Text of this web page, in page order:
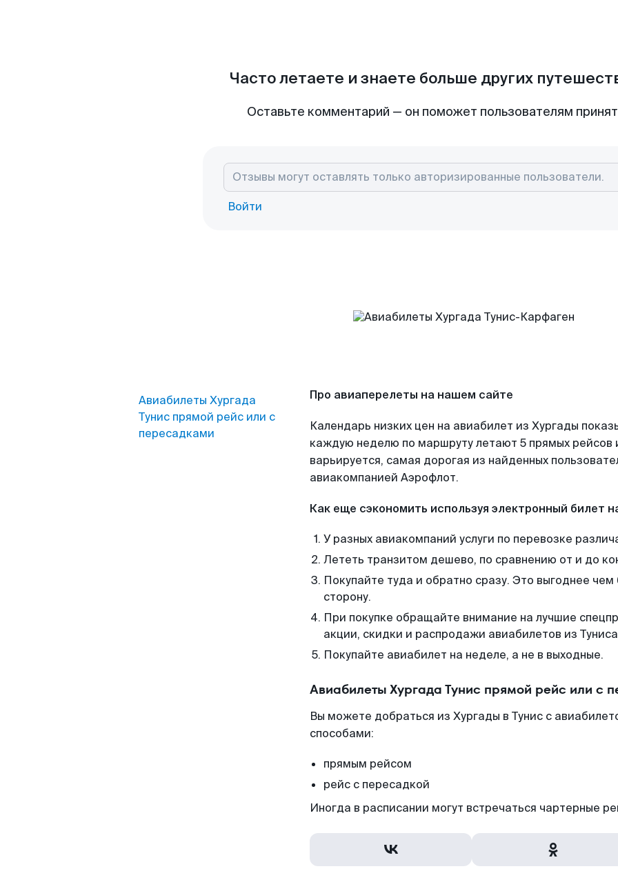
Часто летаете и знаете больше других
Оставьте комментарий — он поможет пользователям
Войти
Авиабилеты Хургада
Тунис прямой рейс или с
пересадками
Про авиаперелеты на нашем сайте
Календарь низких цен на авиабилет из Хургады
каждую неделю по маршруту летают 5 прямых рейсов
варьируется, самая дорогая из найденных
авиакомпанией Аэрофлот.
Как еще сэкономить используя электронный билет
У разных авиакомпаний услуги по перевозке
Лететь транзитом дешево, по сравнению от и до
Покупайте туда и обратно сразу. Это выгоднее чем
сторону.
При покупке обращайте внимание на лучшие
акции, скидки и распродажи авиабилетов из
Покупайте авиабилет на неделе, а не в выходные.
Авиабилеты Хургада Тунис прямой рейс или с
Вы можете добраться из Хургады в Тунис с
способами:
прямым рейсом
рейс с пересадкой
Иногда в расписании могут встречаться чартерные